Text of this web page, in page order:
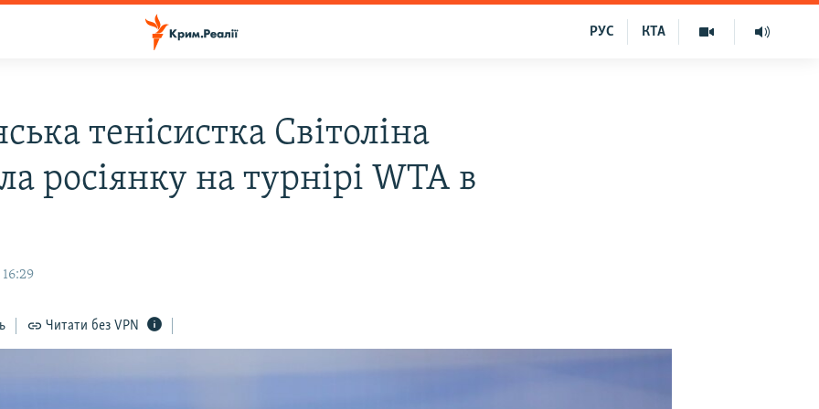
КТА
РУС
тенісистка Світоліна
росіянку на турнірі WTA в
Читати без VPN